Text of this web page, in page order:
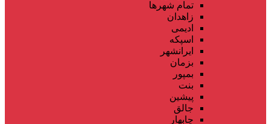
تمام شهر‌ها
زاهدان
ادیمی
اسپکه
ایرانشهر
بزمان
بمپور
بنت
پیشین
جالق
چابهار